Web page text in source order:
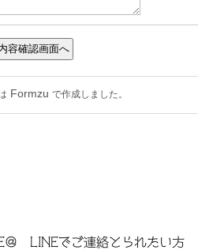
LINEでご連絡とられたい方